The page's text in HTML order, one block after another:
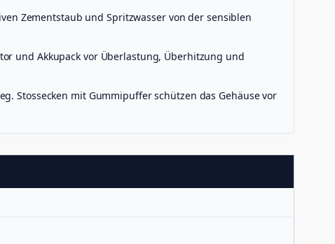
Zementstaub und Spritzwasser von der sensiblen
und Akkupack vor Überlastung, Überhitzung und
Stossecken mit Gummipuffer schützen das Gehäuse vor